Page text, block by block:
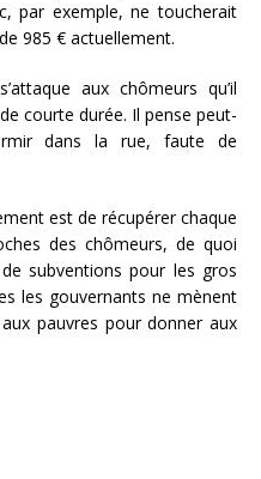
par exemple, ne toucherait
985 € actuellement.
aux chômeurs qu’il
courte durée. Il pense peut-
dans la rue, faute de
est de récupérer chaque
des chômeurs, de quoi
subventions pour les gros
les gouvernants ne mènent
pauvres pour donner aux